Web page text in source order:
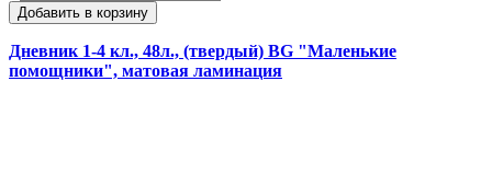
Добавить в корзину
Дневник 1-4 кл., 48л., (твердый) BG "Маленькие
помощники", матовая ламинация